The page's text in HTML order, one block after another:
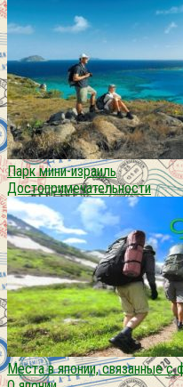
Парк мини-израиль
Достопримечательности
Места в японии, связанные с